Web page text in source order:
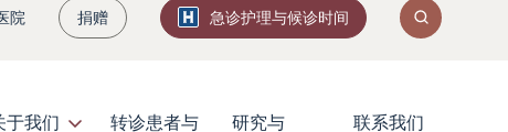
院 捐赠 急诊护理与候诊时间
于我们
转诊患者与
研究与
联系我们